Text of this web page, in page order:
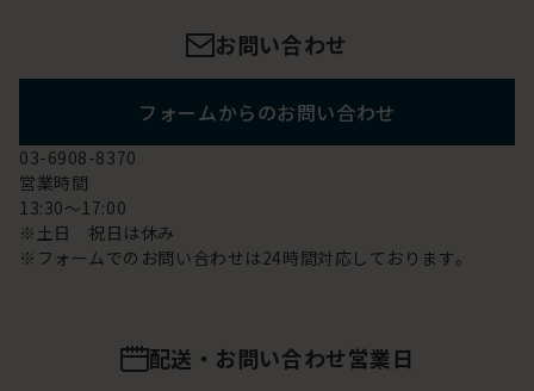
お問い合わせ
フォームからのお問い合わせ
03-6908-8370
営業時間
13:30～17:00
※土日 祝日は休み
※フォームでのお問い合わせは24時間対応しております。
配送・お問い合わせ営業日